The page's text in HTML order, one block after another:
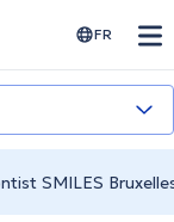
FR
SMILES